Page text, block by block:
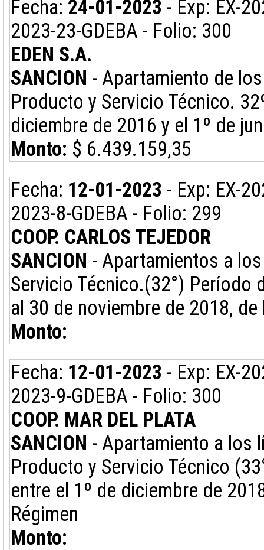
Fecha: 24-01-2023 - Exp: EX-
2023-23-GDEBA - Folio: 300
EDEN S.A.
SANCION - Apartamiento de
Producto y Servicio Técnico.
diciembre de 2016 y el 1º de
Monto: $ 6.439.159,35
Fecha: 12-01-2023 - Exp: EX-
2023-8-GDEBA - Folio: 299
COOP. CARLOS TEJEDOR
SANCION - Apartamientos a
Servicio Técnico.(32°) Período
al 30 de noviembre de 2018,
Monto:
Fecha: 12-01-2023 - Exp: EX-
2023-9-GDEBA - Folio: 300
COOP. MAR DEL PLATA
SANCION - Apartamiento a los
Producto y Servicio Técnico
entre el 1º de diciembre de
Régimen
Monto: